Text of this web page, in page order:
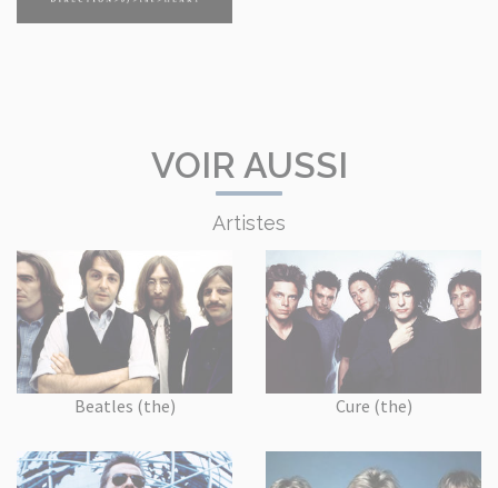
VOIR AUSSI
Artistes
Beatles (the) Cure (the)